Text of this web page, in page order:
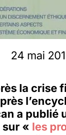
24 mai
la crise
a publié
« les